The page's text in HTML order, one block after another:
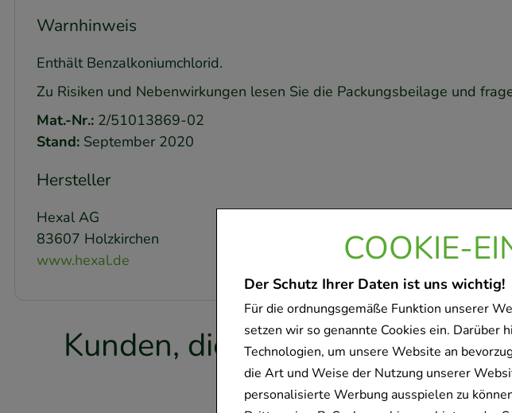
COOKIE-
Der Schutz Ihrer Daten ist uns wichtig!
Für die ordnungsgemäße Funktion unserer
setzen wir so genannte Cookies ein. Darüber
Technologien, um unsere Website an
die Art und Weise der Nutzung unserer
personalisierte Werbung ausspielen zu
Warnhinweis
Enthält Benzalkoniumchlorid.
Zu Risiken und Nebenwirkungen lesen Sie die Packungsbeilage und
Mat.-Nr.: 2/51013869-02
Stand: September 2020
Hersteller
Hexal AG
83607 Holzkirchen
www.hexal.de
Kunden, die dieses Produkt
folgende